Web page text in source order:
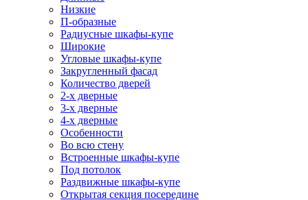
Низкие
П-образные
Радиусные шкафы-купе
Широкие
Угловые шкафы-купе
Закругленный фасад
Количество дверей
2-х дверные
3-х дверные
4-х дверные
Особенности
Во всю стену
Встроенные шкафы-купе
Под потолок
Раздвижные шкафы-купе
Открытая секция посередине